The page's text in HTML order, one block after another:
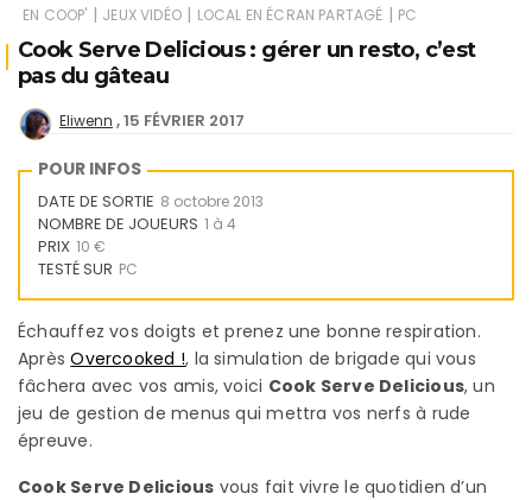
EN COOP' | JEUX VIDÉO | LOCAL EN ÉCRAN PARTAGÉ | PC
Cook Serve Delicious : gérer un resto, c’est
pas du gâteau
Eliwenn 15 FÉVRIER 2017
POUR INFOS
DATE DE SORTIE 8 octobre 2013
NOMBRE DE JOUEURS 1 à 4
PRIX 10 €
TESTÉ SUR PC
Échauffez vos doigts et prenez une bonne respiration.
AprèsOvercooked !, la simulation de brigade qui vous
fâchera avec vos amis, voici Cook Serve Delicious, un
jeu de gestion de menus qui mettra vos nerfs à rude
épreuve.
Cook Serve Delicious vous fait vivre le quotidien d’un